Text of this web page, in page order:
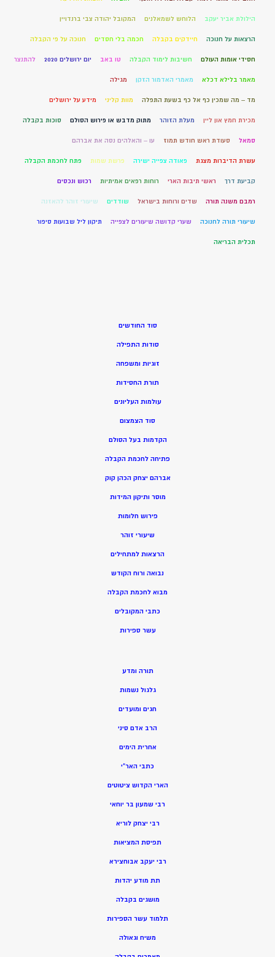
הילולת אביר יעקב הלוחש לשמאלנים המקובל יהודה צבי ברנדויין
הרצאות על חנוכה חיידקים בקבלה חכמה בלי חסדים חנוכה על פי הקבלה
חסידי אומות העולם חשיבות לימוד הקבלה טו באב יום ירושלים 2020 להתנצר
מאמר בלילא דכלא מאמרי האדמור הזקן מגילה
מד – מה שמכין כף אל כף בשעת התפלה מוות קליני מידע על ירושלים
מכירת חמץ און ליין מעלת הזוהר מתוק מדבש או פירוש הסולם סוכות בקבלה
סמאל סעודת ראש חודש תמוז עו – והאלהים נסה את אברהם
עשרת הדיברות מצגת פאודה צפייה ישירה פרשת שמות פתח לחכמת הקבלה
קביעת דרך ראשי תיבות הארי רוחות רפאים אמיתיות רכוש ונכסים
רמבם משנה תורה שדים ורוחות בישראל שודדים שיעורי זוהר להאזנה
שיעורי תורה לחנוכה שערי קדושה שיעורים לצפייה תיקון ליל שבועות סיפור
תכלית הבריאה
סוד החודשים
סודות התפילה
זוגיות ומשפחה
תורת החסידות
עולמות העליונים
סוד הצמצום
הקדמות בעל הסולם
פתיחה לחכמת הקבלה
אברהם יצחק הכהן קוק
מוסר ותיקון המידות
פירוש חלומות
שיעורי זוהר
הרצאות למתחילים
נבואה ורוח הקודש
מבוא לחכמת הקבלה
כתבי המקובלים
עשר ספירות
תורה ומדע
גלגול נשמות
חגים ומועדים
הרב אדם סיני
אחרית הימים
כתבי האר”י
הארי הקדוש ציטוטים
רבי שמעון בר יוחאי
רבי יצחק לוריא
תפיסת המציאות
רבי יעקב אבוחצירא
תת מודע יהדות
מושגים בקבלה
תלמוד עשר הספירות
משיח וגאולה